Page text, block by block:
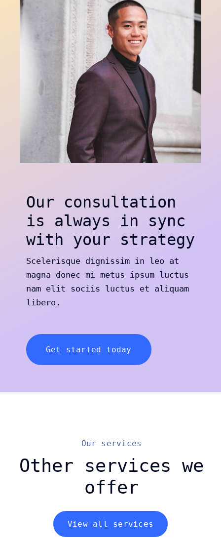
Our consultation
is always in sync
with your strategy
Scelerisque dignissim in leo at
magna donec mi metus ipsum luctus
nam elit sociis luctus et aliquam
libero.
Get started today
Our services
Other services we
offer
View all services